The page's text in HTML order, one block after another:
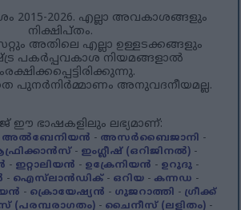
2015-2026. എല്ലാ അവകാശങ്ങളും
നിക്ഷിപ്തം.
അതിലെ എല്ലാ ഉള്ളടക്കങ്ങളും
പകർപ്പവകാശ നിയമങ്ങളാൽ
പുനർനിർമ്മാണം അനുവദനീയമല്ല.
ഈ ഭാഷകളിലും ലഭ്യമാണ്:
അൽബേനിയൻ - അസർബൈജാനി -
- ഇംഗ്ലീഷ് (ഒറിജിനൽ) -
- ഇറ്റാലിയൻ - ഉക്രേനിയൻ - ഉറുദു -
- ഐസ്‌ലാൻഡിക്- ഒറിയ- കന്നഡ -
- ക്രൊയേഷ്യൻ - ഗുജറാത്തി - ഗ്രീക്ക്
(പരമ്പരാഗതം)- ചൈനീസ് (ലളിതം)-